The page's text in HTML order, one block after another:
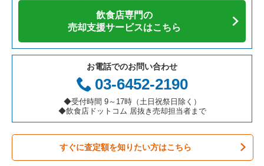
カフェの居抜き売却物件の案件一覧
テイクアウトの居抜き売却物件の案件一覧
お弁当・惣菜・デリの居抜き売却物件の案件一覧
カラオケ・パブ・スナックの居抜き売却物件の案件一覧
バーの居抜き売却物件の案件一覧
居酒屋・ダイニングバーの居抜き売却物件の案件一覧
愛知県の飲食店の居抜き売却物件の案件一覧
岐阜県の飲食店の居抜き売却物件の案件一覧
三重県の飲食店の居抜き売却物件の案件一覧
名古屋市中区の飲食店の居抜き売却物件の案件一覧
春日井市の飲食店の居抜き売却物件の案件一覧
名古屋市瑞穂区の飲食店の居抜き売却物件の案件一覧
名古屋市北区の飲食店の居抜き売却物件の案件一覧
名古屋市中川区の飲食店の居抜き売却物件の案件一覧
一宮市の飲食店の居抜き売却物件の案件一覧
愛知県の焼肉の居抜き売却物件の案件一覧
愛知県の鉄板焼き・お好み焼の居抜き売却物件の案件一覧
愛知県のアジア料理の居抜き売却物件の案件一覧
愛知県のカフェの居抜き売却物件の案件一覧
愛知県のテイクアウトの居抜き売却物件の案件一覧
愛知県のお弁当・惣菜・デリの居抜き売却物件の案件一覧
久屋大通駅の和食の居抜き売却物件の案件一覧
久屋大通駅のその他の居抜き売却物件の案件一覧
飲食店専門の
売却支援サービスはこちら
お電話でのお問い合わせ
03-6452-2190
◆受付時間 9～17時（土日祝祭日除く）
◆飲食店ドットコム 居抜き売却担当者まで
すぐに査定額を知りたい方はこちら